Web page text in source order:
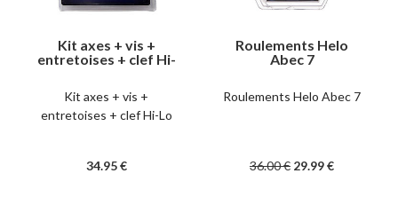
Kit axes + vis +
entretoises + clef Hi-
Kit axes + vis +
entretoises + clef Hi-Lo
34.95 €
Roulements Helo
Abec 7
Roulements Helo Abec 7
36.00€ 29.99€